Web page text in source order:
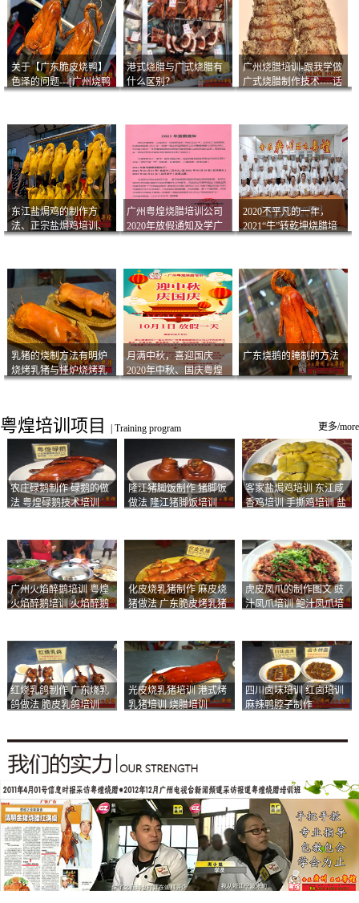
关于【广东脆皮烧鸭】
色泽的问题---[广州烧鸭
港式烧腊与广式烧腊有
什么区别？
广州烧腊培训-跟我学做
广式烧腊制作技术----话
东江盐焗鸡的制作方
法、正宗盐焗鸡培训、
广州粤煌烧腊培训公司
2020年放假通知及学广
2020不平凡的一年，
2021“牛”转乾坤烧腊培
乳猪的烧制方法有明炉
烧烤乳猪与挂炉烧烤乳
月满中秋，喜迎国庆
2020年中秋、国庆粤煌
广东烧鹅的腌制的方法
粤煌培训项目 Training program 更多/more
农庄碌鹅制作 碌鹅的做
法 粤煌碌鹅技术培训
隆江猪脚饭制作 猪脚饭
做法 隆江猪脚饭培训
客家盐焗鸡培训 东江咸
香鸡培训 手撕鸡培训 盐
广州火焰醉鹅培训 粤煌
火焰醉鹅培训 火焰醉鹅
化皮烧乳猪制作 麻皮烧
猪做法 广东脆皮烤乳猪
虎皮凤爪的制作图文 豉
汁凤爪培训 鲍汁凤爪培
红烧乳鸽制作 广东烧乳
鸽做法 脆皮乳鸽培训
光皮烧乳猪培训 港式烤
乳猪培训 烧腊培训
四川卤味培训 红卤培训
麻辣鸭脖子制作